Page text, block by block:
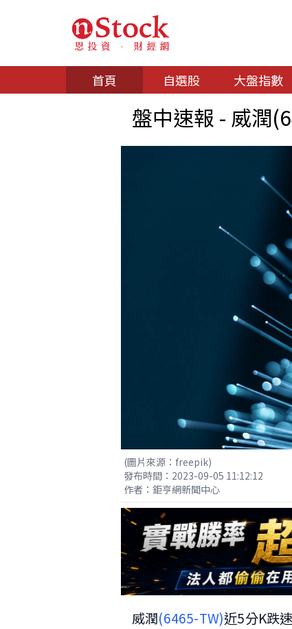
首頁 自選股 大盤指數
盤中速報 - 威潤
(圖片來源：freepik)
發布時間：2023-09-05 11:12:12
作者：鉅亨網新聞中心
威潤(6465-TW)近5分K跌